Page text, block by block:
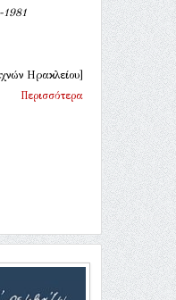
1981
Ηρακλείου]
Περισσότερα